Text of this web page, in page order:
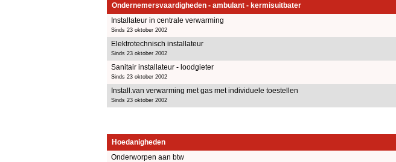
Ondernemersvaardigheden - ambulant - kermisuitbater
Installateur in centrale verwarming
Sinds 23 oktober 2002
Elektrotechnisch installateur
Sinds 23 oktober 2002
Sanitair installateur - loodgieter
Sinds 23 oktober 2002
Install.van verwarming met gas met individuele toestellen
Sinds 23 oktober 2002
Hoedanigheden
Onderworpen aan btw